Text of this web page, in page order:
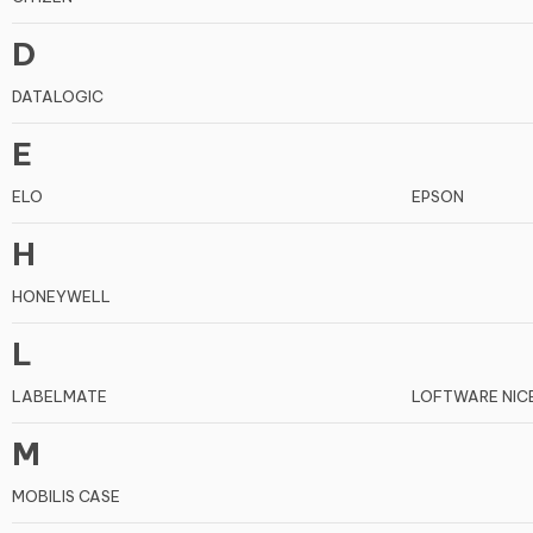
D
DATALOGIC
E
ELO EPSON
H
HONEYWELL
L
LABELMATE LOFTWARE
M
MOBILIS CASE